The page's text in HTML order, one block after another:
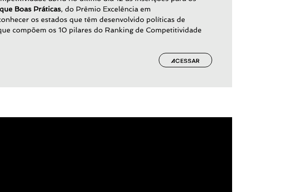
Boas Práticas, do Prêmio Excelência em
os estados que têm desenvolvido políticas de
compõem os 10 pilares do Ranking de Competitividade
ACESSAR